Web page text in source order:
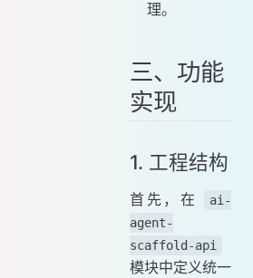
理。
三、功能
实现
1. 工程结构
首先，在
ai-
agent-
scaffold-api
模块中定义统一